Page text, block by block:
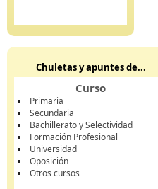
Chuletas y apuntes de...
Curso
Primaria
Secundaria
Bachillerato y Selectividad
Formación Profesional
Universidad
Oposición
Otros cursos